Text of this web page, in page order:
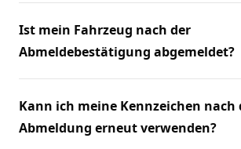
Ist mein Fahrzeug nach der
Abmeldebestätigung abgemeldet?
Kann ich meine Kennzeichen nach
Abmeldung erneut verwenden?